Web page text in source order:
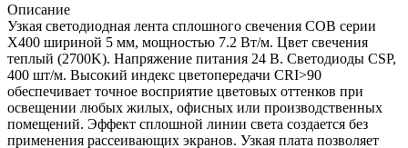
Описание
Узкая светодиодная лента сплошного свечения COB серии
X400 шириной 5 мм, мощностью 7.2 Вт/м. Цвет свечения
теплый (2700K). Напряжение питания 24 В. Светодиоды CSP,
400 шт/м. Высокий индекс цветопередачи CRI>90
обеспечивает точное восприятие цветовых оттенков при
освещении любых жилых, офисных или производственных
помещений. Эффект сплошной линии света создается без
применения рассеивающих экранов. Узкая плата позволяет